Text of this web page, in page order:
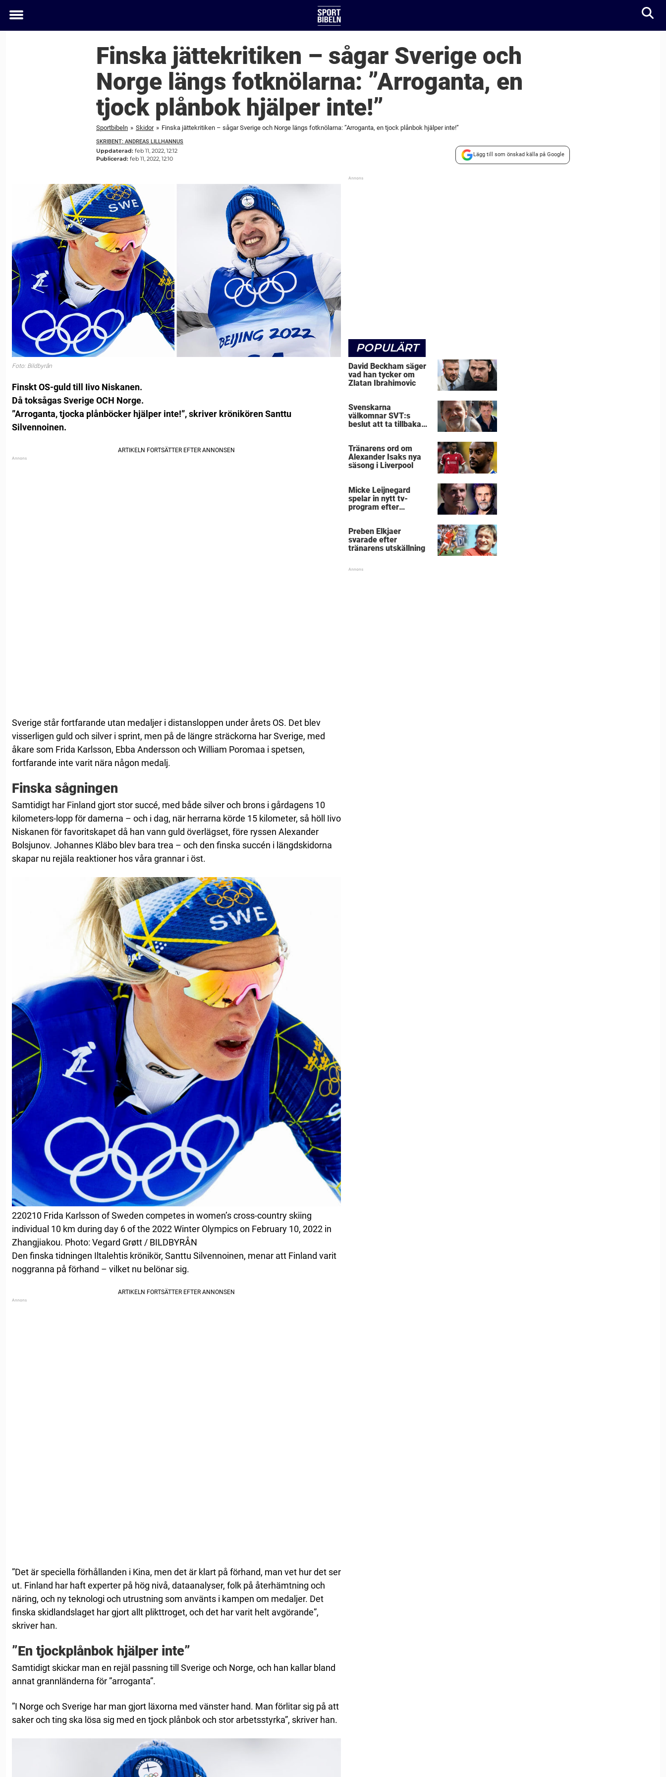
Toggle
Finska jättekritiken – sågar Sverige och
Norge längs fotknölarna: ”Arroganta, en
tjock plånbok hjälper inte!”
Sportbibeln » Skidor » Finska jättekritiken – sågar Sverige och Norge längs fotknölarna: ”Arroganta, en tjock plånbok hjälper inte!”
SKRIBENT: ANDREAS LILLHANNUS
Uppdaterad: feb 11, 2022, 12:12
Publicerad: feb 11, 2022, 12:10
Lägg till som önskad källa på Google
Foto: Bildbyrån
Finskt OS-guld till Iivo Niskanen.
Då toksågas Sverige OCH Norge.
”Arroganta, tjocka plånböcker hjälper inte!”, skriver krönikören Santtu
Silvennoinen.
Sverige står fortfarande utan medaljer i distansloppen under årets OS. Det blev
visserligen guld och silver i sprint, men på de längre sträckorna har Sverige, med
åkare som Frida Karlsson, Ebba Andersson och William Poromaa i spetsen,
fortfarande inte varit nära någon medalj.
Finska sågningen
Samtidigt har Finland gjort stor succé, med både silver och brons i gårdagens 10
kilometers-lopp för damerna – och i dag, när herrarna körde 15 kilometer, så höll Iivo
Niskanen för favoritskapet då han vann guld överlägset, före ryssen Alexander
Bolsjunov. Johannes Kläbo blev bara trea – och den finska succén i längdskidorna
skapar nu rejäla reaktioner hos våra grannar i öst.
220210 Frida Karlsson of Sweden competes in women’s cross-country skiing
individual 10 km during day 6 of the 2022 Winter Olympics on February 10, 2022 in
Zhangjiakou. Photo: Vegard Grøtt / BILDBYRÅN
Den finska tidningen Iltalehtis krönikör, Santtu Silvennoinen, menar att Finland varit
noggranna på förhand – vilket nu belönar sig.
”Det är speciella förhållanden i Kina, men det är klart på förhand, man vet hur det ser
ut. Finland har haft experter på hög nivå, dataanalyser, folk på återhämtning och
näring, och ny teknologi och utrustning som använts i kampen om medaljer. Det
finska skidlandslaget har gjort allt plikttroget, och det har varit helt avgörande”,
skriver han.
”En tjockplånbok hjälper inte”
Samtidigt skickar man en rejäl passning till Sverige och Norge, och han kallar bland
annat grannländerna för ”arroganta”.
”I Norge och Sverige har man gjort läxorna med vänster hand. Man förlitar sig på att
saker och ting ska lösa sig med en tjock plånbok och stor arbetsstyrka”, skriver han.
POPULÄRT
David Beckham säger
vad han tycker om
Zlatan Ibrahimovic
Svenskarna
välkomnar SVT:s
beslut att ta tillbaka
Tränarens ord om
Alexander Isaks nya
säsong i Liverpool
Micke Leijnegard
spelar in nytt tv-
program efter
Preben Elkjaer
svarade efter
tränarens utskällning